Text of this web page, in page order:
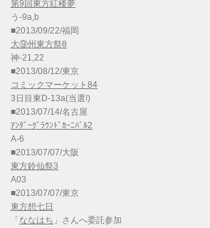
第9回東方紅楼夢
う-9a,b
■2013/09/22/福岡
大⑨州東方祭8
神-21,22
■2013/08/12/東京
コミックマーケット84
3日目東D-13a(当選!)
■2013/07/14/名古屋
ｱﾝﾀﾞｰｸﾞﾗｳﾝﾄﾞｶｰﾆﾊﾞﾙ2
A-6
■2013/07/07/大阪
東方鈴仙祭3
A03
■2013/07/07/東京
東方想七日
「 ななはち 」さんへ委託参加